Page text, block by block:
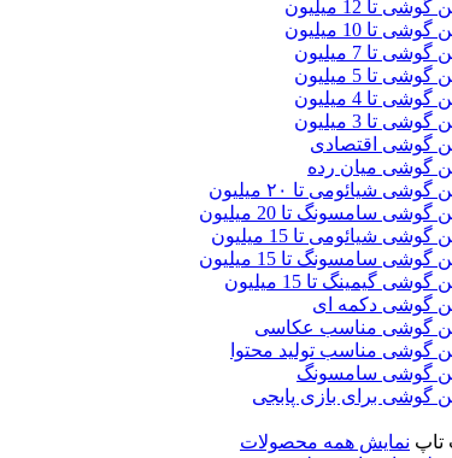
تا 12 میلیون
تا 10 میلیون
تا 7 میلیون
تا 5 میلیون
تا 4 میلیون
تا 3 میلیون
گوشی اقتصادی
گوشی‌ میان‌ رده
گوشی شیائومی تا ۲۰ میلیون
گوشی سامسونگ تا 20 میلیون
گوشی شیائومی تا 15 میلیون
گوشی سامسونگ تا 15 میلیون
گوشی گیمینگ تا 15 میلیون
گوشی دکمه ای
گوشی مناسب عکاسی
گوشی مناسب تولید محتوا
گوشی سامسونگ
گوشی برای بازی پابجی
تاپ نمایش همه محصولات